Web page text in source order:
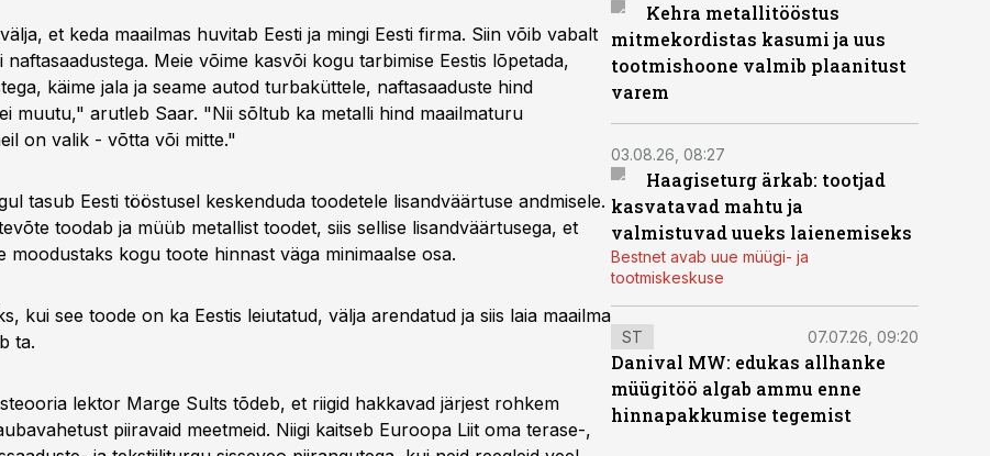
et keda maailmas huvitab Eesti ja mingi Eesti firma. Siin võib vabalt
Meie võime kasvõi kogu tarbimise Eestis lõpetada,
käime jala ja seame autod turbaküttele, naftasaaduste hind
muutu," arutleb Saar. "Nii sõltub ka metalli hind maailmaturu
on valik - võtta või mitte."
tasub Eesti tööstusel keskenduda toodetele lisandväärtuse andmisele.
toodab ja müüb metallist toodet, siis sellise lisandväärtusega, et
moodustaks kogu toote hinnast väga minimaalse osa.
kui see toode on ka Eestis leiutatud, välja arendatud ja siis laia maailma
ta.
lektor Marge Sults tõdeb, et riigid hakkavad järjest rohkem
piiravaid meetmeid. Niigi kaitseb Euroopa Liit oma terase-,
Kehra metallitööstus
mitmekordistas kasumi ja uus
tootmishoone valmib plaanitust
varem
03.08.26, 08:27
Haagiseturg ärkab: tootjad
kasvatavad mahtu ja
valmistuvad uueks laienemiseks
Bestnet avab uue müügi- ja
tootmiskeskuse
ST 07.07.26, 09:20
Danival MW: edukas allhanke
müügitöö algab ammu enne
hinnapakkumise tegemist